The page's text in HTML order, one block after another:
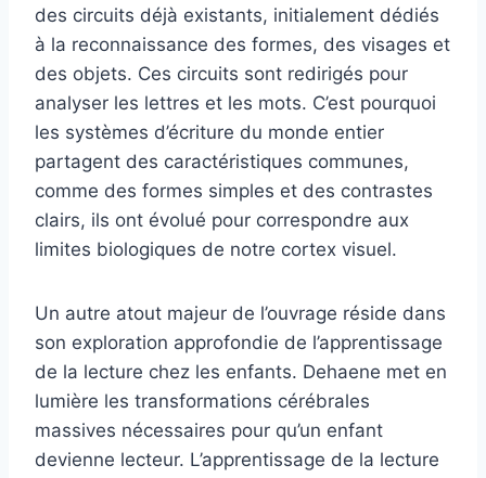
des circuits déjà existants, initialement dédiés
à la reconnaissance des formes, des visages et
des objets. Ces circuits sont redirigés pour
analyser les lettres et les mots. C’est pourquoi
les systèmes d’écriture du monde entier
partagent des caractéristiques communes,
comme des formes simples et des contrastes
clairs, ils ont évolué pour correspondre aux
limites biologiques de notre cortex visuel.
Un autre atout majeur de l’ouvrage réside dans
son exploration approfondie de l’apprentissage
de la lecture chez les enfants. Dehaene met en
lumière les transformations cérébrales
massives nécessaires pour qu’un enfant
devienne lecteur. L’apprentissage de la lecture